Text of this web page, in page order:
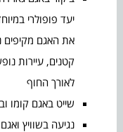
יעד פופולרי
את האגם מקיפים
קטנים, עיירות
לאורך החוף
שייט באגם קומו
נגיעה בשוויץ ואגם